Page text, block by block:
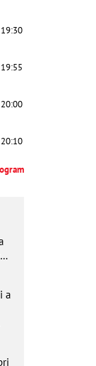
19:30
19:55
20:00
20:10
a